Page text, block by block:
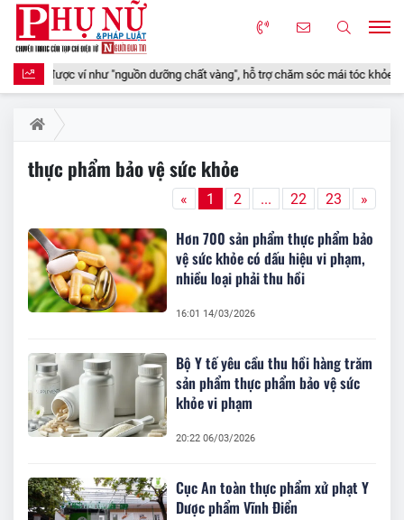
được ví như "nguồn dưỡng chất vàng", hỗ trợ chăm sóc mái tóc khỏe đẹp từ
thực phẩm bảo vệ sức khỏe
« 1 2 ... 22 23 »
Hơn 700 sản phẩm thực phẩm bảo
vệ sức khỏe có dấu hiệu vi phạm,
nhiều loại phải thu hồi
16:01 14/03/2026
Bộ Y tế yêu cầu thu hồi hàng trăm
sản phẩm thực phẩm bảo vệ sức
khỏe vi phạm
20:22 06/03/2026
Cục An toàn thực phẩm xử phạt Y
Dược phẩm Vĩnh Điển